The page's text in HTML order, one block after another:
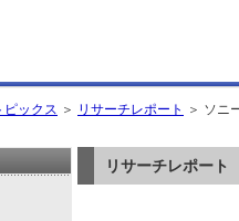
ピックス ＞ リサーチレポート ＞ ソニ
リサーチレポート